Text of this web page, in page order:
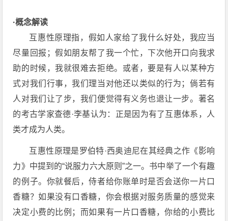
·概念解读
互惠性原理指，假如人家给了我什么好处，我应当
尽量回报；假如朋友帮了我一个忙，下次他开口向我求
助的时候，我就很难去拒绝。或者，要是有人以某种方
式对我们行事，我们理当对他还以类似的行为；倘若有
人对我们让了步，我们便觉得有义务也退让一步。著名
的考古学家查德·李基认为：正是因为有了互惠体系，人
类才成为人类。
互惠性原理是罗伯特·西奥迪尼在其经典之作《影响
力》中提到的“说服力六大原则”之一。书中举了一个有趣
的例子。你就餐后，侍者给你账单时是否会送你一片口
香糖？如果没有口香糖，你会根据对服务质量的感觉来
决定小费的比例；而如果有一片口香糖，你给的小费比